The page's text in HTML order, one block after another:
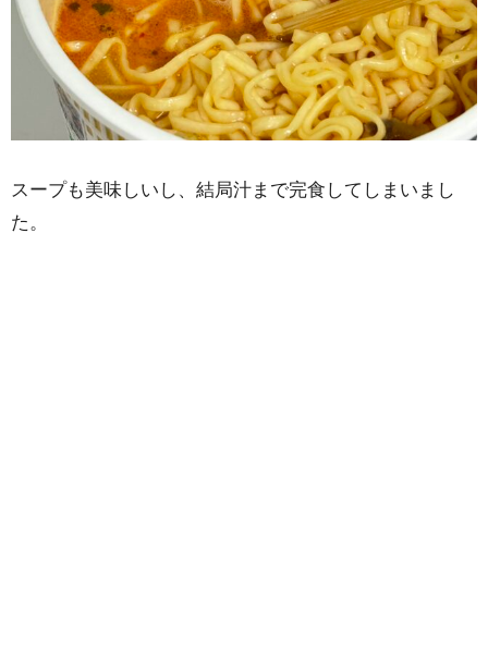
スープも美味しいし、結局汁まで完食してしまいまし
た。